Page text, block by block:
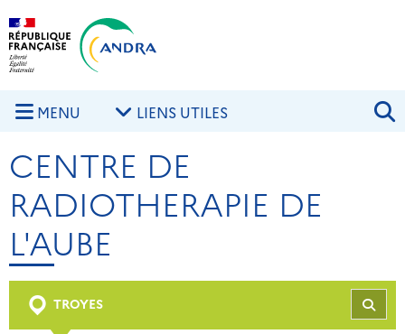
Aller au contenu principal
MENU LIENS UTILES
CENTRE DE
RADIOTHERAPIE DE
L'AUBE
TROYES